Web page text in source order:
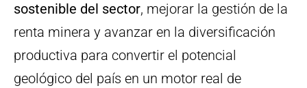
sostenible del sector, mejorar la gestión de la
renta minera y avanzar en la diversificación
productiva para convertir el potencial
geológico del país en un motor real de